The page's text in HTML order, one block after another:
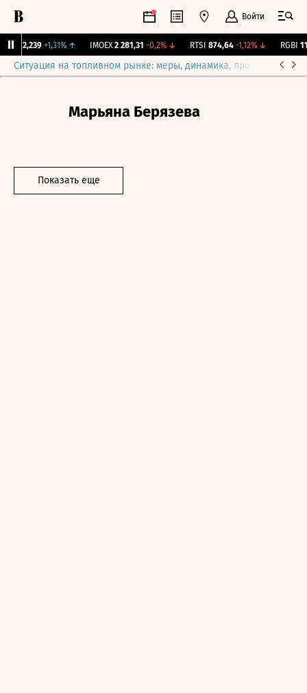
Войти
12,239 +1,31% ↑ IMOEX 2 281,31 -0,2%↓ RTSI 874,64 -1,12%↓ RGBI
Ситуация на топливном рынке: меры, динамика, прогнозы
Марьяна Берязева
Показать еще